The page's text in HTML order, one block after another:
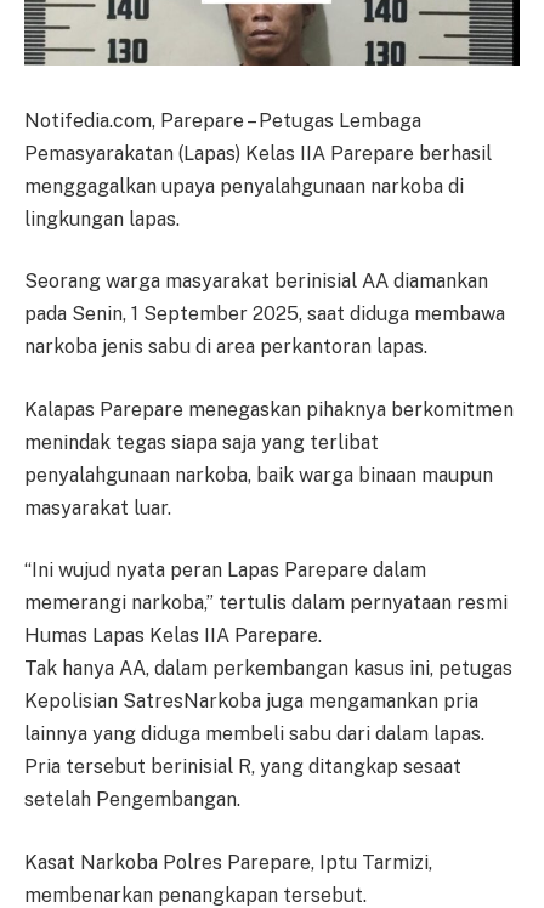
Notifedia.com, Parepare – Petugas Lembaga
Pemasyarakatan (Lapas) Kelas IIA Parepare berhasil
menggagalkan upaya penyalahgunaan narkoba di
lingkungan lapas.
Seorang warga masyarakat berinisial AA diamankan
pada Senin, 1 September 2025, saat diduga membawa
narkoba jenis sabu di area perkantoran lapas.
Kalapas Parepare menegaskan pihaknya berkomitmen
menindak tegas siapa saja yang terlibat
penyalahgunaan narkoba, baik warga binaan maupun
masyarakat luar.
“Ini wujud nyata peran Lapas Parepare dalam
memerangi narkoba,” tertulis dalam pernyataan resmi
Humas Lapas Kelas IIA Parepare.
Tak hanya AA, dalam perkembangan kasus ini, petugas
Kepolisian SatresNarkoba juga mengamankan pria
lainnya yang diduga membeli sabu dari dalam lapas.
Pria tersebut berinisial R, yang ditangkap sesaat
setelah Pengembangan.
Kasat Narkoba Polres Parepare, Iptu Tarmizi,
membenarkan penangkapan tersebut.